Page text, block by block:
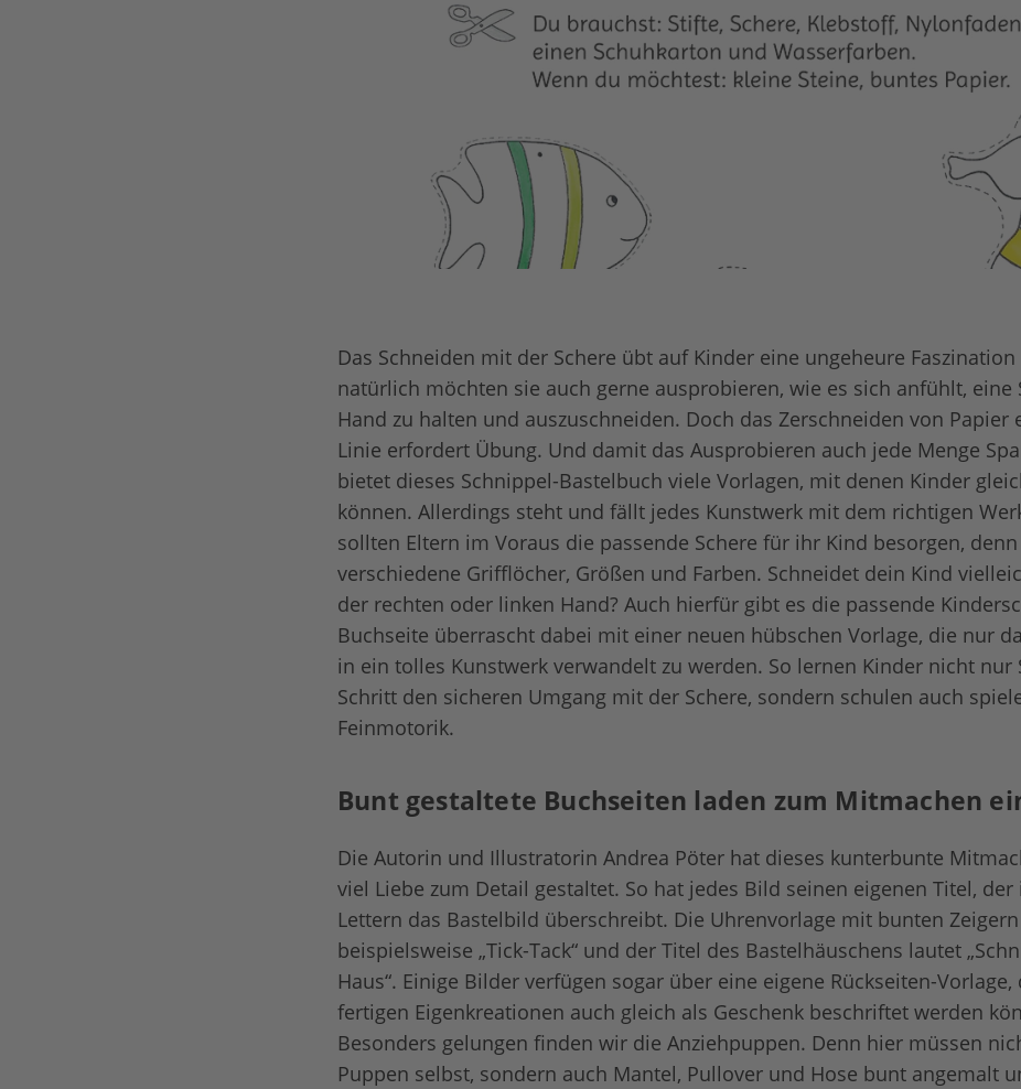
Das Schneiden mit der Schere übt auf Kinder eine ungeheure Faszination
natürlich möchten sie auch gerne ausprobieren, wie es sich anfühlt, eine
Hand zu halten und auszuschneiden. Doch das Zerschneiden von Papier
Linie erfordert Übung. Und damit das Ausprobieren auch jede Menge
bietet dieses Schnippel-Bastelbuch viele Vorlagen, mit denen Kinder
können. Allerdings steht und fällt jedes Kunstwerk mit dem richtigen
sollten Eltern im Voraus die passende Schere für ihr Kind besorgen,
verschiedene Grifflöcher, Größen und Farben. Schneidet dein Kind
der rechten oder linken Hand? Auch hierfür gibt es die passende
Buchseite überrascht dabei mit einer neuen hübschen Vorlage, die nur
in ein tolles Kunstwerk verwandelt zu werden. So lernen Kinder nicht nur
Schritt den sicheren Umgang mit der Schere, sondern schulen auch
Feinmotorik.
Bunt gestaltete Buchseiten laden zum Mitmachen
Die Autorin und Illustratorin Andrea Pöter hat dieses kunterbunte
viel Liebe zum Detail gestaltet. So hat jedes Bild seinen eigenen Titel,
Lettern das Bastelbild überschreibt. Die Uhrenvorlage mit bunten
beispielsweise „Tick-Tack“ und der Titel des Bastelhäuschens lautet
Haus“. Einige Bilder verfügen sogar über eine eigene Rückseiten-
fertigen Eigenkreationen auch gleich als Geschenk beschriftet werden
Besonders gelungen finden wir die Anziehpuppen. Denn hier müssen
Puppen selbst, sondern auch Mantel, Pullover und Hose bunt angemalt